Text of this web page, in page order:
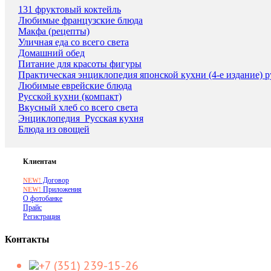
131 фруктовый коктейль
Любимые французские блюда
Макфа (рецепты)
Уличная еда со всего света
Домашний обед
Питание для красоты фигуры
Практическая энциклопедия японской кухни (4-е издание)
Любимые еврейские блюда
Русской кухни (компакт)
Вкусный хлеб со всего света
Энциклопедия_Русская кухня
Блюда из овощей
Клиентам
NEW! Договор
NEW! Приложения
О фотобанке
Прайс
Регистрация
Контакты
+7 (351) 239-15-26